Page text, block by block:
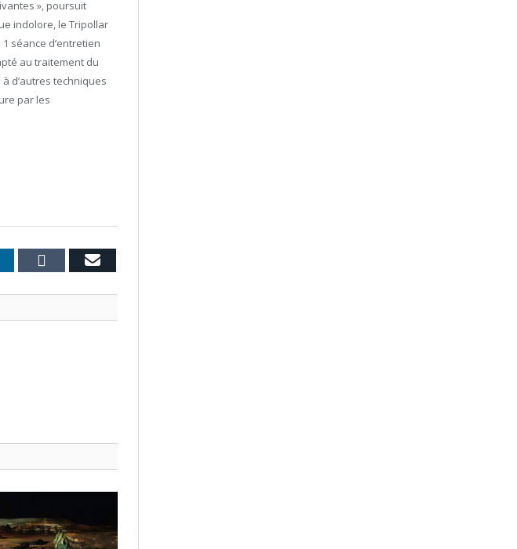
», poursuit
indolore, le Tripollar
séance d’entretien
au traitement du
d’autres techniques
par les
LinkedInTumblrEmail